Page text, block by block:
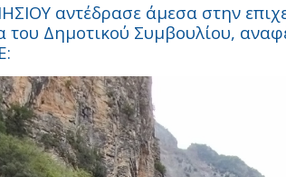
αντέδρασε άμεσα στην
Δημοτικού Συμβουλίου,